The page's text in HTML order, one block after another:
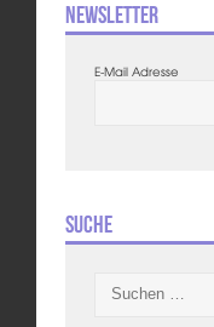
Newsletter
E-Mail Adresse
Suche
nach: